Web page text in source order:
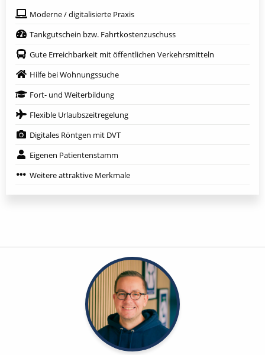
Moderne / digitalisierte Praxis
Tankgutschein bzw. Fahrtkostenzuschuss
Gute Erreichbarkeit mit öffentlichen Verkehrsmitteln
Hilfe bei Wohnungssuche
Fort- und Weiterbildung
Flexible Urlaubszeitregelung
Digitales Röntgen mit DVT
Eigenen Patientenstamm
Weitere attraktive Merkmale